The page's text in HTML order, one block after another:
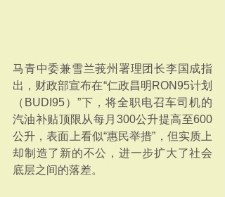
马青中委兼雪兰莪州署理团长李国成指
出，财政部宣布在“仁政昌明RON95计划
（BUDI95）”下，将全职电召车司机的
汽油补贴顶限从每月300公升提高至600
公升，表面上看似“惠民举措”，但实质上
却制造了新的不公，进一步扩大了社会
底层之间的落差。